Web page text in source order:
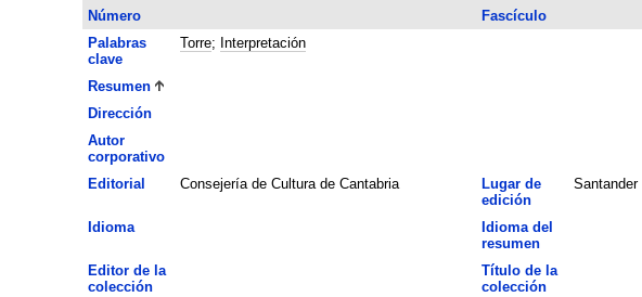
Número
Fascículo
Palabras
clave
Torre; Interpretación
Resumen
Dirección
Autor
corporativo
Editorial Consejería de Cultura de Cantabria
Lugar de
edición
Santander
Idioma
Idioma del
resumen
Editor de la
colección
Título de la
colección